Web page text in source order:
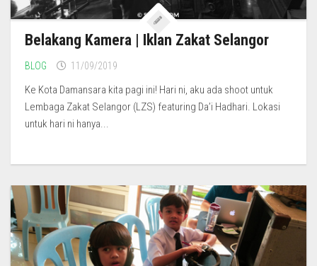
Belakang Kamera | Iklan Zakat Selangor
BLOG 11/09/2019
Ke Kota Damansara kita pagi ini! Hari ni, aku ada shoot untuk
Lembaga Zakat Selangor (LZS) featuring Da’i Hadhari. Lokasi
untuk hari ni hanya...